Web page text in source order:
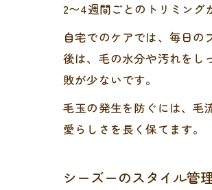
2〜4週間ごとのトリミング
自宅でのケアでは、毎日
後は、毛の水分や汚れをし
敗が少ないです。
毛玉の発生を防ぐには、毛
愛らしさを長く保てます。
シーズーのスタイル管